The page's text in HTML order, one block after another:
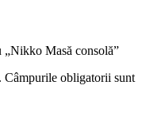
Masă consolă”
Câmpurile obligatorii sunt